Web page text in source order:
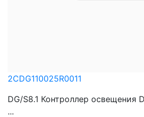
2CDG110025R0011
DG/S8.1 Контроллер освещения
...